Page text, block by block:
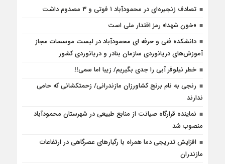
تصادف زنجیره‌ای در محمودآباد ۱ فوتی و ۳ مصدوم داشت
«خون شهدا» رمز اقتدار ملی است
دانشکده فنی و حرفه ای محمودآباد در لیست موسسات مجاز
آموزش‌های دریانوردی سازمان بنادر و دریانوردی کشور
خطر نیلوفر آبی را جدی بگیریم/ زیبا اما سمی!!
رنجی به نام برنج کشاورزان مازندرانی/ زحمتکشانی که حامی
ندارند
نماینده قرارگاه صیانت از منابع طبیعی در شهرستان محمودآباد
منصوب شد
افزایش تدریجی دما همراه با رگبارهای عصرگاهی در ارتفاعات
مازندران